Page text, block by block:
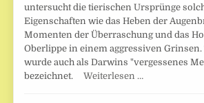
untersucht die tierischen Ursprünge
Eigenschaften wie das Heben der
Momenten der Überraschung und das
Oberlippe in einem aggressiven
wurde auch als Darwins "vergessenes
bezeichnet.Weiterlesen …